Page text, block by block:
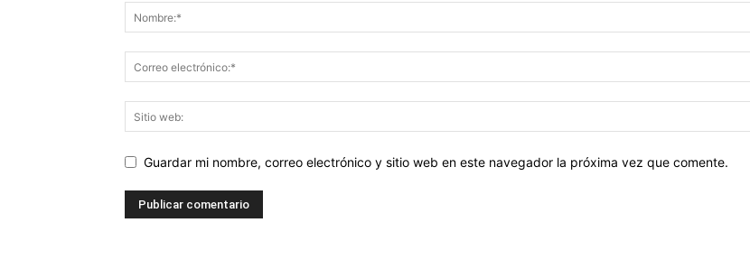
Guardar mi nombre, correo electrónico y sitio web en este navegador la próxima vez que comente.